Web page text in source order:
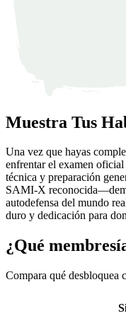
Muestra Tus
Una vez que hayas
enfrentar el examen
técnica y preparación
SAMI-X
autodefensa del mundo
duro y dedicación para
¿Qué
Compara qué desbloquea